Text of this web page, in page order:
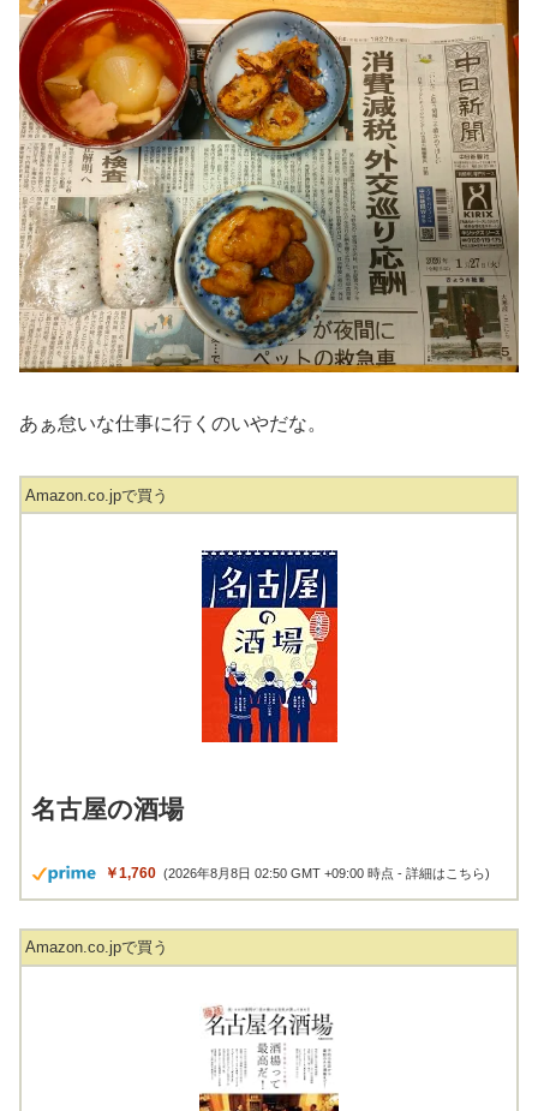
あぁ怠いな仕事に行くのいやだな。
Amazon.co.jpで買う
名古屋の酒場
￥1,760 (2026年8月8日 02:50 GMT +09:00 時点 -詳細はこちら)
Amazon.co.jpで買う